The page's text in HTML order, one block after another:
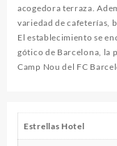
acogedora terraza.
variedad de cafeterías,
El establecimiento se
gótico de Barcelona, ​​la
Camp Nou del FC
Estrellas Hotel